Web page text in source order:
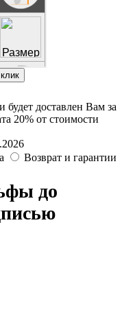
будет доставлен Вам за
20% от стоимости
Возврат и гарантии
до